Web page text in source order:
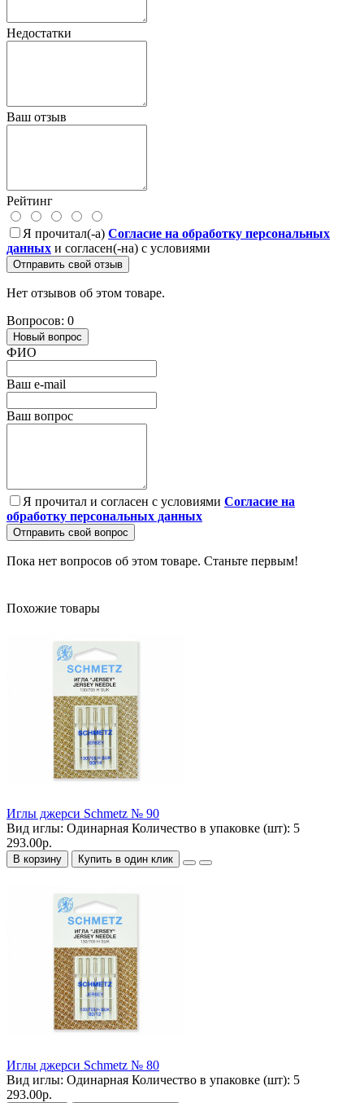
Недостатки
Ваш отзыв
Рейтинг
Я прочитал(-а) Согласие на обработку персональных
данных и согласен(-на) с условиями
Отправить свой отзыв
Нет отзывов об этом товаре.
Вопросов: 0
Новый вопрос
ФИО
Ваш e-mail
Ваш вопрос
Я прочитал и согласен с условиями Согласие на
обработку персональных данных
Отправить свой вопрос
Пока нет вопросов об этом товаре. Станьте первым!
Похожие товары
Иглы джерси Schmetz № 90
Вид иглы: Одинарная Количество в упаковке (шт): 5
293.00р.
В корзину Купить в один клик
Иглы джерси Schmetz № 80
Вид иглы: Одинарная Количество в упаковке (шт): 5
293.00р.